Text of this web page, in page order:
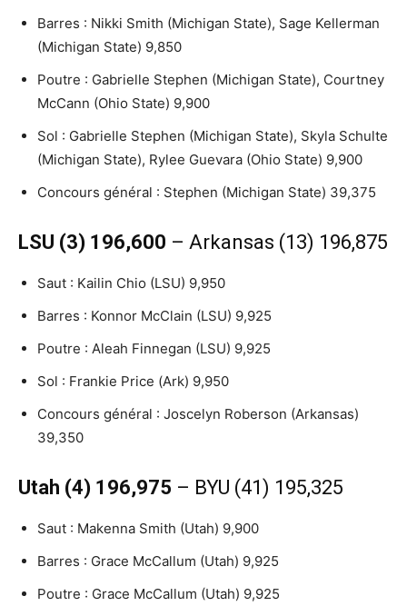
Barres : Nikki Smith (Michigan State), Sage Kellerman
(Michigan State) 9,850
Poutre : Gabrielle Stephen (Michigan State), Courtney
McCann (Ohio State) 9,900
Sol : Gabrielle Stephen (Michigan State), Skyla Schulte
(Michigan State), Rylee Guevara (Ohio State) 9,900
Concours général : Stephen (Michigan State) 39,375
LSU (3) 196,600 – Arkansas (13) 196,875
Saut : Kailin Chio (LSU) 9,950
Barres : Konnor McClain (LSU) 9,925
Poutre : Aleah Finnegan (LSU) 9,925
Sol : Frankie Price (Ark) 9,950
Concours général : Joscelyn Roberson (Arkansas)
39,350
Utah (4) 196,975 – BYU (41) 195,325
Saut : Makenna Smith (Utah) 9,900
Barres : Grace McCallum (Utah) 9,925
Poutre : Grace McCallum (Utah) 9,925